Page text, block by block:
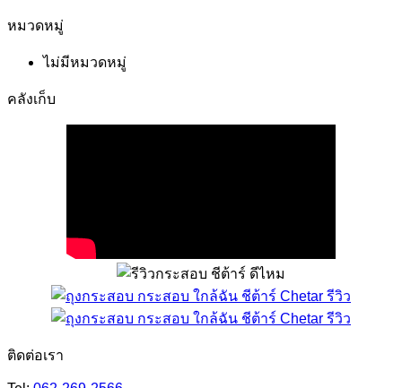
หมวดหมู่
ไม่มีหมวดหมู่
คลังเก็บ
ติดต่อเรา